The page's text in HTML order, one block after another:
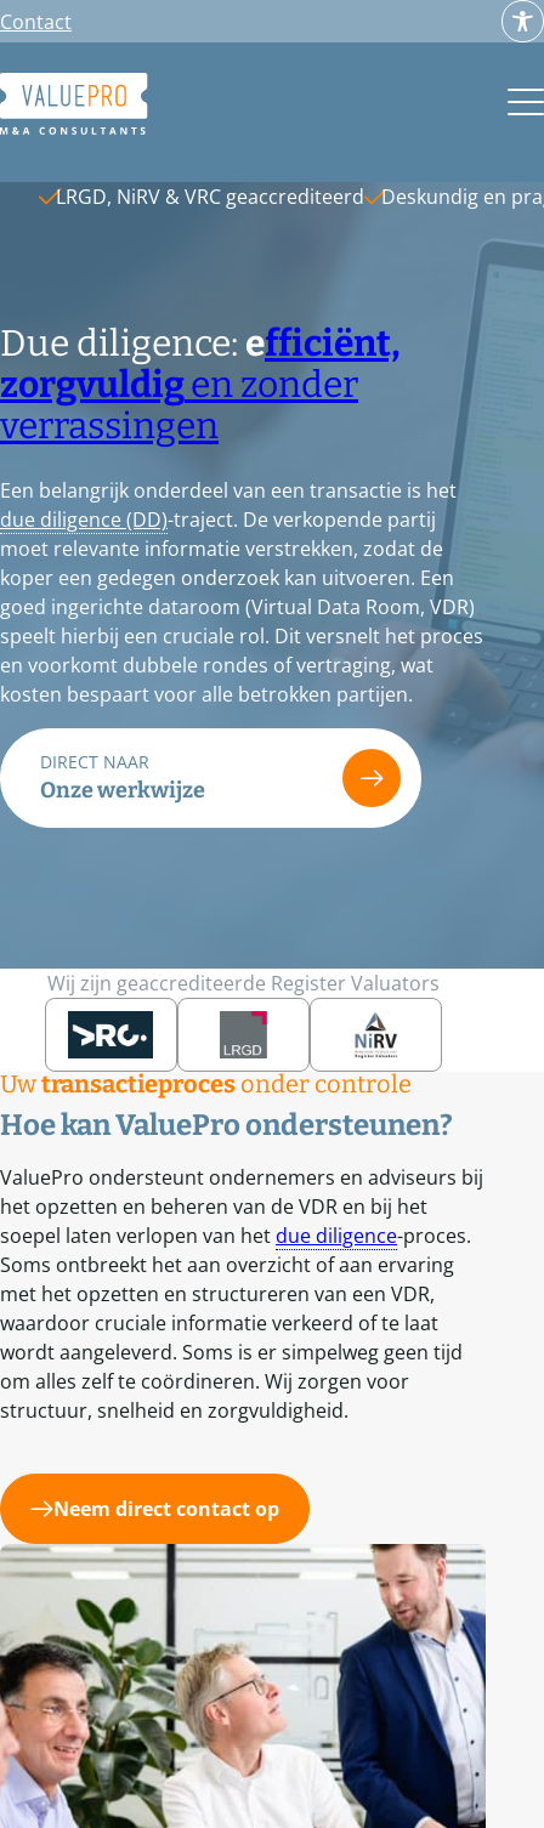
Ga
naar
de
inhoud
Contact
LRGD, NiRV & VRC geaccrediteerd Deskundig en
Due diligence: efficiënt,
zorgvuldigen zonder
verrassingen
Een belangrijk onderdeel van een transactie is het
due diligence (DD)-traject. De verkopende partij
moet relevante informatie verstrekken, zodat de
koper een gedegen onderzoek kan uitvoeren. Een
goed ingerichte dataroom (Virtual Data Room, VDR)
speelt hierbij een cruciale rol. Dit versnelt het proces
en voorkomt dubbele rondes of vertraging, wat
kosten bespaart voor alle betrokken partijen.
DIRECT NAAR
Onze werkwijze
Wij zijn geaccrediteerde Register Valuators
Uwtransactieproces onder controle
Hoe kan ValuePro ondersteunen?
ValuePro ondersteunt ondernemers en adviseurs bij
het opzetten en beheren van de VDR en bij het
soepel laten verlopen van hetdue diligence-proces.
Soms ontbreekt het aan overzicht of aan ervaring
met het opzetten en structureren van een VDR,
waardoor cruciale informatie verkeerd of te laat
wordt aangeleverd. Soms is er simpelweg geen tijd
om alles zelf te coördineren. Wij zorgen voor
structuur, snelheid en zorgvuldigheid.
Neem direct contact op